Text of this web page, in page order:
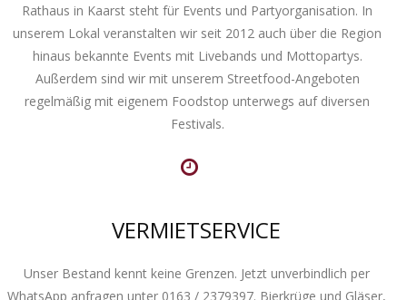
Rathaus in Kaarst steht für Events und Partyorganisation. In
unserem Lokal veranstalten wir seit 2012 auch über die Region
hinaus bekannte Events mit Livebands und Mottopartys.
Außerdem sind wir mit unserem Streetfood-Angeboten
regelmäßig mit eigenem Foodstop unterwegs auf diversen
Festivals.
VERMIETSERVICE
Unser Bestand kennt keine Grenzen. Jetzt unverbindlich per
WhatsApp anfragen unter ‭0163 / 2379397‬. Bierkrüge und Gläser,